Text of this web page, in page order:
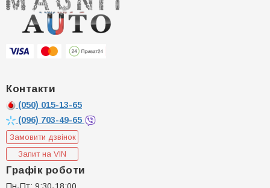
Контакти
(050) 015-13-65
(096) 703-49-65
Замовити дзвінок
Запит на VIN
Графік роботи
Пн-Пт: 9:30-18:00